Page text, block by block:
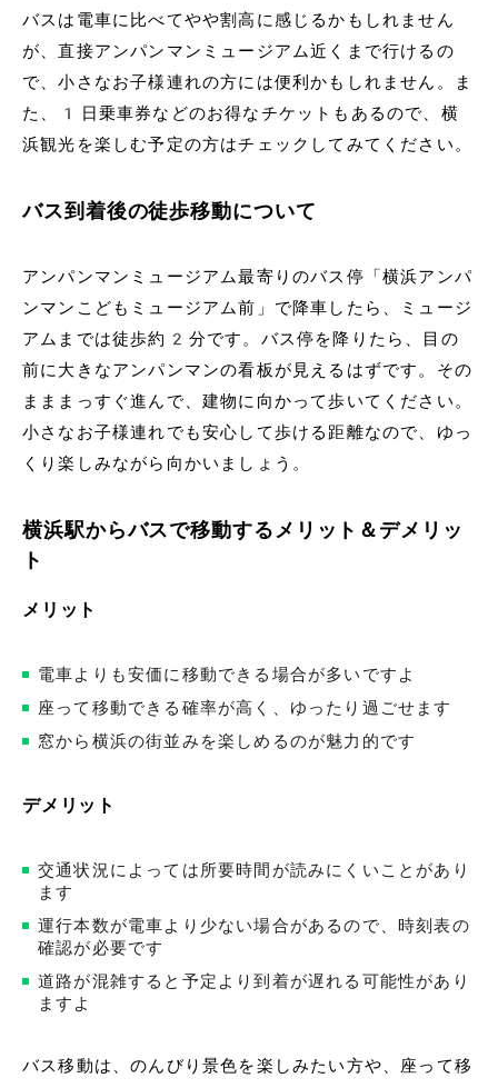
バスは電車に比べてやや割高に感じるかもしれません
が、直接アンパンマンミュージアム近くまで行けるの
で、小さなお子様連れの方には便利かもしれません。ま
た、1日乗車券などのお得なチケットもあるので、横
浜観光を楽しむ予定の方はチェックしてみてください。
バス到着後の徒歩移動について
アンパンマンミュージアム最寄りのバス停「横浜アンパ
ンマンこどもミュージアム前」で降車したら、ミュージ
アムまでは徒歩約2分です。バス停を降りたら、目の
前に大きなアンパンマンの看板が見えるはずです。その
まままっすぐ進んで、建物に向かって歩いてください。
小さなお子様連れでも安心して歩ける距離なので、ゆっ
くり楽しみながら向かいましょう。
横浜駅からバスで移動するメリット＆デメリッ
ト
メリット
電車よりも安価に移動できる場合が多いですよ
座って移動できる確率が高く、ゆったり過ごせます
窓から横浜の街並みを楽しめるのが魅力的です
デメリット
交通状況によっては所要時間が読みにくいことがあり
ます
運行本数が電車より少ない場合があるので、時刻表の
確認が必要です
道路が混雑すると予定より到着が遅れる可能性があり
ますよ
バス移動は、のんびり景色を楽しみたい方や、座って移